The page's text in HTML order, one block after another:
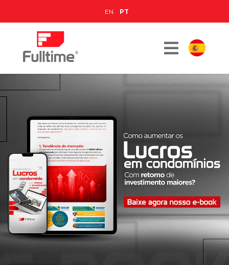
EN PT